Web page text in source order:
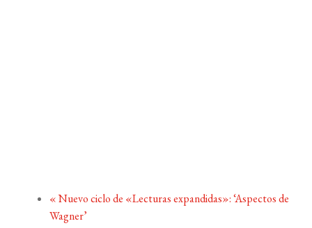
«Nuevo ciclo de «Lecturas expandidas»: ‘Aspectos de
Wagner’